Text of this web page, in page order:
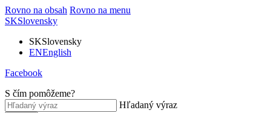
Rovno na obsah Rovno na menu
SKSlovensky
SKSlovensky
ENEnglish
Facebook
S čím pomôžeme?
Hľadaný výraz